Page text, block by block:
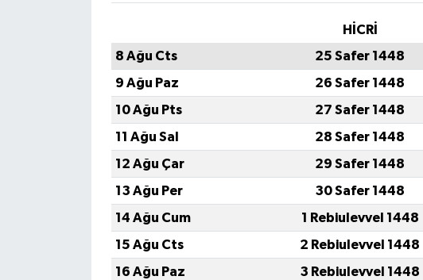
HİCRİ
8 Ağu Cts
25 Safer 1448
9 Ağu Paz
26 Safer 1448
10 Ağu Pts
27 Safer 1448
11 Ağu Sal
28 Safer 1448
12 Ağu Çar
29 Safer 1448
13 Ağu Per
30 Safer 1448
14 Ağu Cum
1 Rebiulevvel 1448
15 Ağu Cts
2 Rebiulevvel 1448
16 Ağu Paz
3 Rebiulevvel 1448